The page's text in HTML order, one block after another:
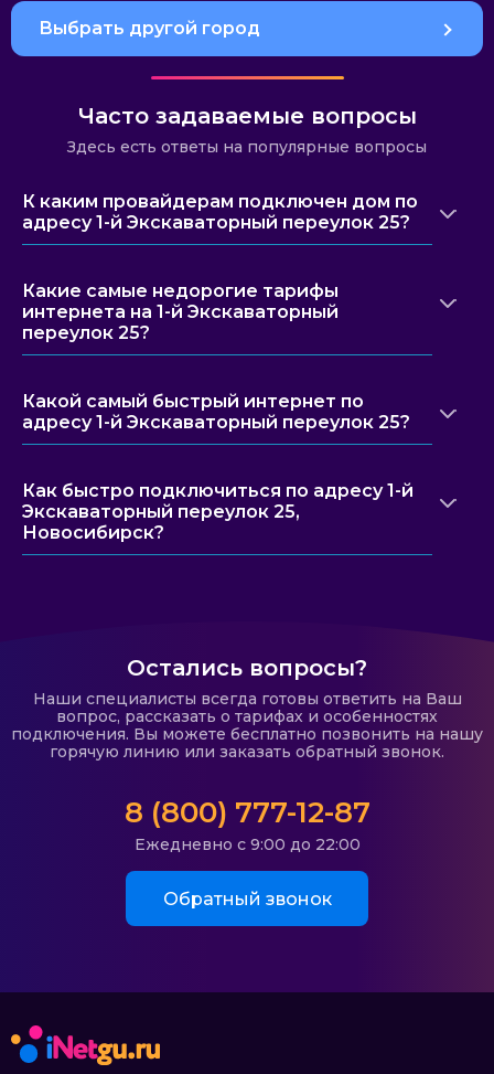
Выбрать другой город
Часто задаваемые вопросы
Здесь есть ответы на популярные вопросы
К каким провайдерам подключен дом по
адресу 1-й Экскаваторный переулок 25?
Какие самые недорогие тарифы
интернета на 1-й Экскаваторный
переулок 25?
Какой самый быстрый интернет по
адресу 1-й Экскаваторный переулок 25?
Как быстро подключиться по адресу 1-й
Экскаваторный переулок 25,
Новосибирск?
Остались вопросы?
Наши специалисты всегда готовы ответить на Ваш
вопрос, рассказать о тарифах и особенностях
подключения. Вы можете бесплатно позвонить на нашу
горячую линию или заказать обратный звонок.
8 (800) 777-12-87
Ежедневно с 9:00 до 22:00
Обратный звонок